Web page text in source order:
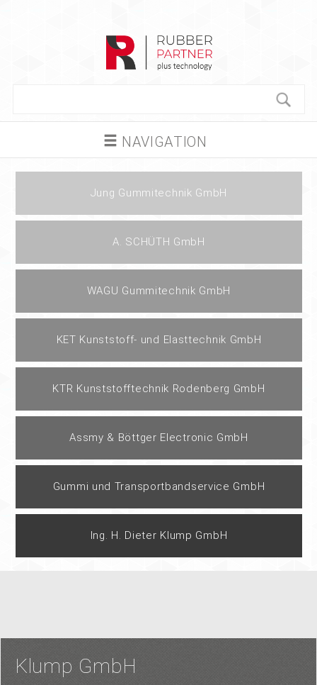
NAVIGATION
Jung Gummitechnik GmbH
A. SCHÜTH GmbH
WAGU Gummitechnik GmbH
KET Kunststoff- und Elasttechnik GmbH
KTR Kunststofftechnik Rodenberg GmbH
Assmy & Böttger Electronic GmbH
Gummi und Transportbandservice GmbH
Ing. H. Dieter Klump GmbH
Klump GmbH